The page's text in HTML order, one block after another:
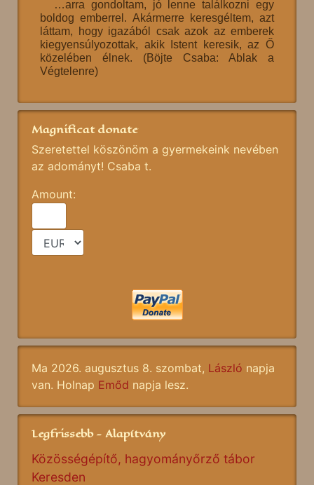
…arra gondoltam, jó lenne találkozni egy
boldog emberrel. Akármerre keresgéltem, azt
láttam, hogy igazából csak azok az emberek
kiegyensúlyozottak, akik Istent keresik, az Ő
közelében élnek. (Böjte Csaba: Ablak a
Végtelenre)
Magnificat donate
Szeretettel köszönöm a gyermekeink nevében
az adományt! Csaba t.
Amount:
Ma 2026. augusztus 8. szombat, László napja
van. Holnap Emőd napja lesz.
Legfrissebb - Alapítvány
Közösségépítő, hagyományőrző tábor
Keresden